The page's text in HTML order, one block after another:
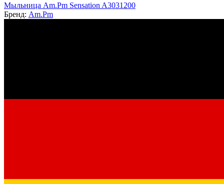
Мыльница Am.Pm Sensation A3031200
Бренд: Am.Pm